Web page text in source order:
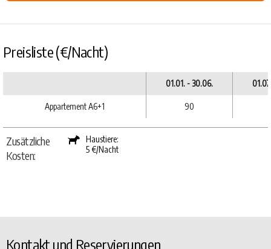
Preisliste (€/Nacht)
01.01. - 30.06.
Appartement A6+1 90
Zusätzliche
Kosten:
Haustiere:
5 €/Nacht
Kontakt und Reservierungen